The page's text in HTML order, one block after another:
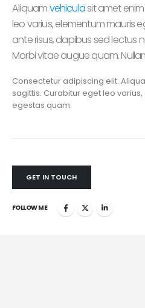
Aliquamvehiculasit amet
leo varius, elementum mauris
ante risus, dapibus sed lectus
Morbi vitae augue quam.
Consectetur adipiscing elit.
sagittis. Curabitur eget leo
egestas quam.
GET IN TOUCH
FOLLOW ME